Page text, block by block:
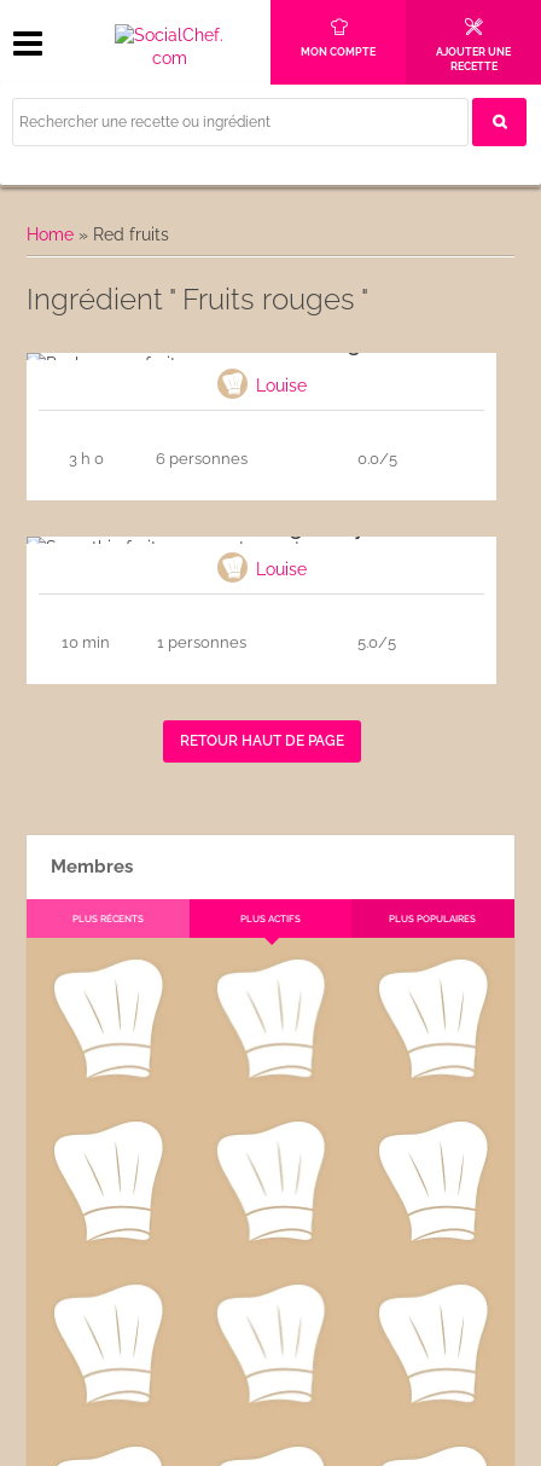
MON COMPTE
AJOUTER UNE
RECETTE
Home » Red fruits
Ingrédient " Fruits rouges "
Louise
3 h 0 6 personnes 0.0/5
Louise
10 min 1 personnes 5.0/5
RETOUR HAUT DE PAGE
Membres
PLUS RÉCENTS PLUS ACTIFS PLUS POPULAIRES